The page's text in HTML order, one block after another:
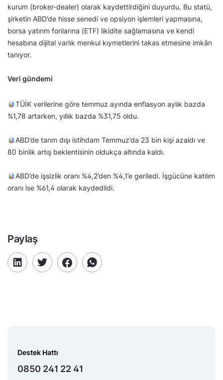
kurum (broker-dealer) olarak kaydettirdiğini duyurdu. Bu statü,
şirketin ABD’de hisse senedi ve opsiyon işlemleri yapmasına,
borsa yatırım fonlarına (ETF) likidite sağlamasına ve kendi
hesabına dijital varlık menkul kıymetlerini takas etmesine imkân
tanıyor.
Veri gündemi
TÜİK verilerine göre temmuz ayında enflasyon aylık bazda
%1,78 artarken, yıllık bazda %31,75 oldu.
ABD’de tarım dışı istihdam Temmuz’da 23 bin kişi azaldı ve
80 binlik artış beklentisinin oldukça altında kaldı.
ABD’de işsizlik oranı %4,2’den %4,1’e geriledi. İşgücüne katılım
oranı ise %61,4 olarak kaydedildi.
Paylaş
Destek Hattı
0850 241 22 41